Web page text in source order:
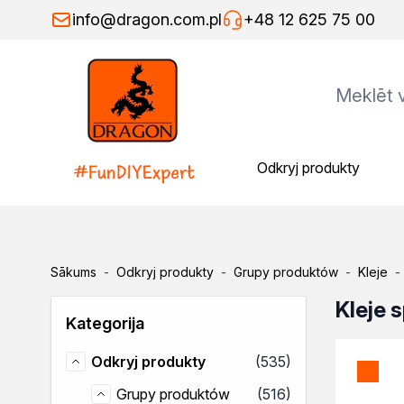
Skip to Contentinfo@dragon.com.pl +48 12 625 75 00
Odkryj produkty
Kleje specjalistyczne
Kleje do drewna
Rozcieńczalniki
Rozcieńczalniki ogólnego
Odkryj produkty
Sākums - Odkryj produkty - Grupy produktów - Kleje -
Kategorija
Odkryj produkty
Odkryj produkty (535)
Grupy produktów
Grupy produktów (516)
Kleje